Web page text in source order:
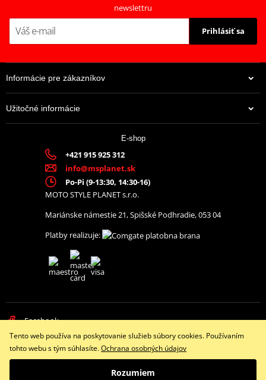
Na centrálnom sklade
Hadica zadnej brzdy Venhill
45,81 €
Na centrálnom sklade Na centrálnom sklade
newslettru
Prihlásiť sa
Informácie pre zákazníkov
Užitočné informácie
E-shop
+421 915 925 312
info@msplanet.sk
Po-Pi (9-13:30, 14:30-16)
MOTO STYLE PLANET s.r.o.
Mariánske námestie 21, Spišské Podhradie, 053 04
Platby realizuje:
Facebook
Copyright © 2026 www.namotorku.sk
Prepnúť na klasickú verziu
Tento web používa na poskytovanie služieb súbory cookies. Používaním
tohto webu s tým súhlasíte.Ochrana osobných údajov
Rozumiem